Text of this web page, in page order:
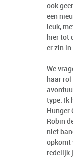
ook
een
leuk,
hier tot
er zin in
We
haar rol
type. Ik
Hunger
Robin
niet
opkomt
redelijk